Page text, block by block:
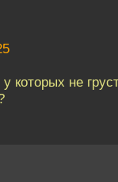
которых не